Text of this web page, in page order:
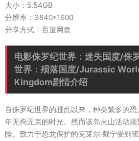
大小：5.54GB
分辨率：3840*1600
分享方式：百度网盘
电影侏罗纪世界：迷失国度/侏
世界：殒落国度/Jurassic
Kingdom剧情介绍
自侏罗纪世界的骚乱以来，种类繁多的
年无拘无束的时光。然而该岛火山活动
险。致力于恐龙保护的克莱尔·戴宁受到